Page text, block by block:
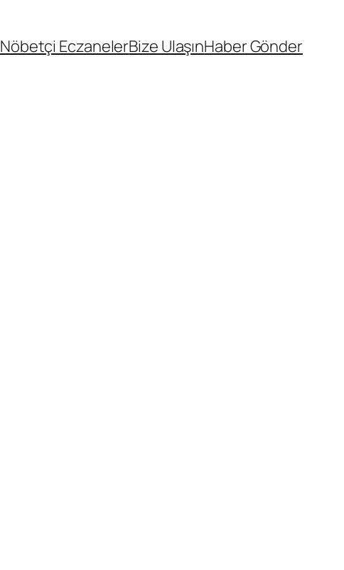
Nöbetçi EczanelerBize UlaşınHaber Gönder